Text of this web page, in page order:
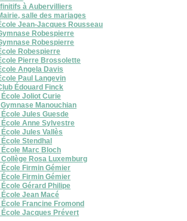
à Aubervilliers
salle des mariages
Jean-Jacques Rousseau
Robespierre
Robespierre
Robespierre
Pierre Brossolette
Angela Davis
Paul Langevin
Édouard Finck
École Joliot Curie
Manouchian
Jules Guesde
École Anne Sylvestre
Jules Vallès
Stendhal
École Marc Bloch
Rosa Luxemburg
Firmin Gémier
Firmin Gémier
Gérard Philipe
Jean Macé
Francine Fromond
École Jacques Prévert